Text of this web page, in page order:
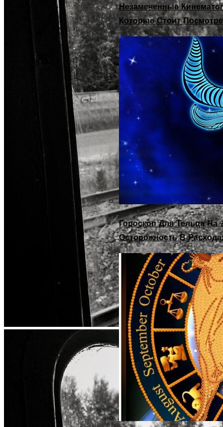
Незамеченные
Которые Стоит
Гороскоп Для Тельца На
Осторожность В